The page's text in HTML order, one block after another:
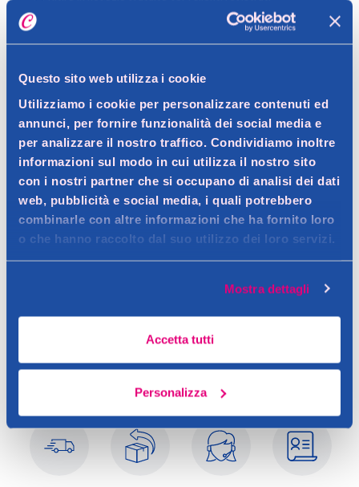
Questo sito web utilizza i cookie
Utilizziamo i cookie per personalizzare contenuti ed
annunci, per fornire funzionalità dei social media e
per analizzare il nostro traffico. Condividiamo inoltre
informazioni sul modo in cui utilizza il nostro sito
con i nostri partner che si occupano di analisi dei dati
web, pubblicità e social media, i quali potrebbero
combinarle con altre informazioni che ha fornito loro
o che hanno raccolto dal suo utilizzo dei loro servizi.
Mostra dettagli
Accetta tutti
Personalizza
Dettagli prodotto
Descrizione
Gel lubrificante delicato che può aiutare ad alleviare il fastidio
associato alla secchezza vaginale. A BASE D'ACQUA: La formula
di Massage 2in1 a base acquosa è priva di fragranze aggiunte e
Dettagli
Il Gel lubrificante Massage 2in1 Guaranà è un dispositivo medico
attentamente le avvertenze e le istruzioni per l'uso.
dissocia da ogni informazione pubblicitaria non attinente alla
eccitanti massaggi preliminari su tutto il corpo